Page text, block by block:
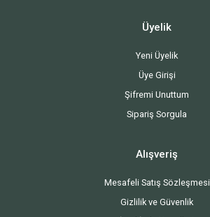
Üyelik
Yeni Üyelik
Üye Girişi
Şifremi Unuttum
Sipariş Sorgula
Alışveriş
Mesafeli Satış Sözleşmesi
Gizlilik ve Güvenlik